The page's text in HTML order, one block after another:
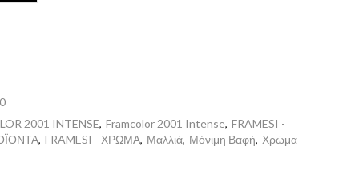
2001 INTENSE, Framcolor 2001 Intense, FRAMESI -
, FRAMESI - ΧΡΩΜΑ, Μαλλιά, Μόνιμη Βαφή, Χρώμα